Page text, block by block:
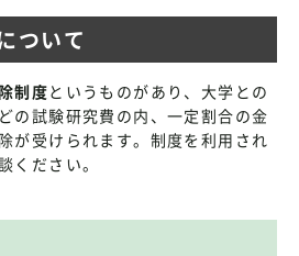
ついて
制度というものがあり、大学との
の試験研究費の内、一定割合の金
が受けられます。制度を利用され
ください。